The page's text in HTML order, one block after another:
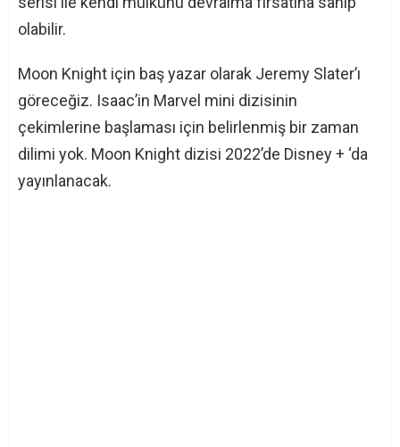
olabilir.
Moon Knight için baş yazar olarak Jeremy Slater’ı
göreceğiz. Isaac’in Marvel mini dizisinin
çekimlerine başlaması için belirlenmiş bir zaman
dilimi yok. Moon Knight dizisi 2022’de Disney + ‘da
yayınlanacak.